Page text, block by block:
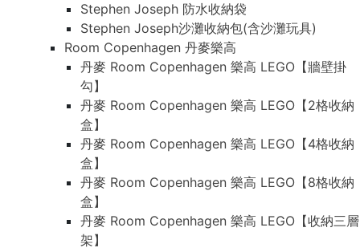
Stephen Joseph 防水收納袋
Stephen Joseph沙灘收納包(含沙灘玩具)
Room Copenhagen 丹麥樂高
丹麥 Room Copenhagen 樂高 LEGO【牆壁掛
勾】
丹麥 Room Copenhagen 樂高 LEGO【2格收納
盒】
丹麥 Room Copenhagen 樂高 LEGO【4格收納
盒】
丹麥 Room Copenhagen 樂高 LEGO【8格收納
盒】
丹麥 Room Copenhagen 樂高 LEGO【收納三層
架】